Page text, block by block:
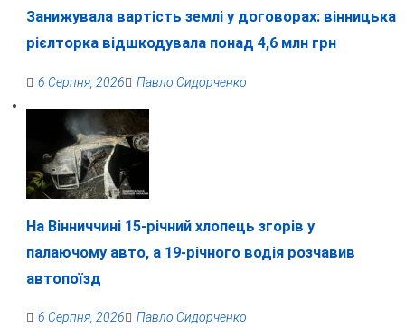
Занижувала вартість землі у договорах: вінницька
рієлторка відшкодувала понад 4,6 млн грн
6 Серпня, 2026 Павло Сидорченко
На Вінниччині 15-річний хлопець згорів у
палаючому авто, а 19-річного водія розчавив
автопоїзд
6 Серпня, 2026 Павло Сидорченко